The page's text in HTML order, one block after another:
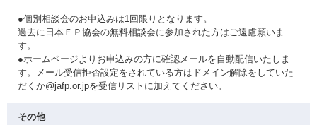
●個別相談会のお申込みは1回限りとなります。
過去に日本ＦＰ協会の無料相談会に参加された方はご遠慮願いま
す。
●ホームページよりお申込みの方に確認メールを自動配信いたしま
す。メール受信拒否設定をされている方はドメイン解除をしていた
だくか@jafp.or.jpを受信リストに加えてください。
その他